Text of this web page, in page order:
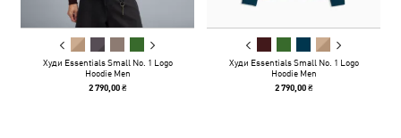
Худи Essentials Small No. 1 Logo
Hoodie Men
2 790,00 ₴
Худи Essentials Small No. 1 Logo
Hoodie Men
2 790,00 ₴